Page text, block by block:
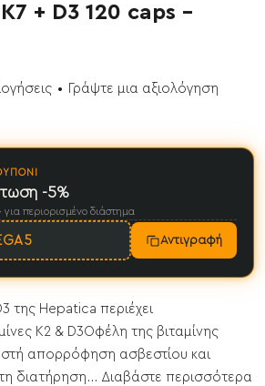
Έχει εξαντληθεί
+ D3 120 caps -
• Γράψτε μια αξιολόγηση
-5%
για περιορισμένο διάστημα
Αντιγραφή
της Hepatica περιέχει
K2 & D3Οφέλη της βιταμίνης
απορρόφηση ασβεστίου και
διατήρηση... Διαβάστε περισσότερα